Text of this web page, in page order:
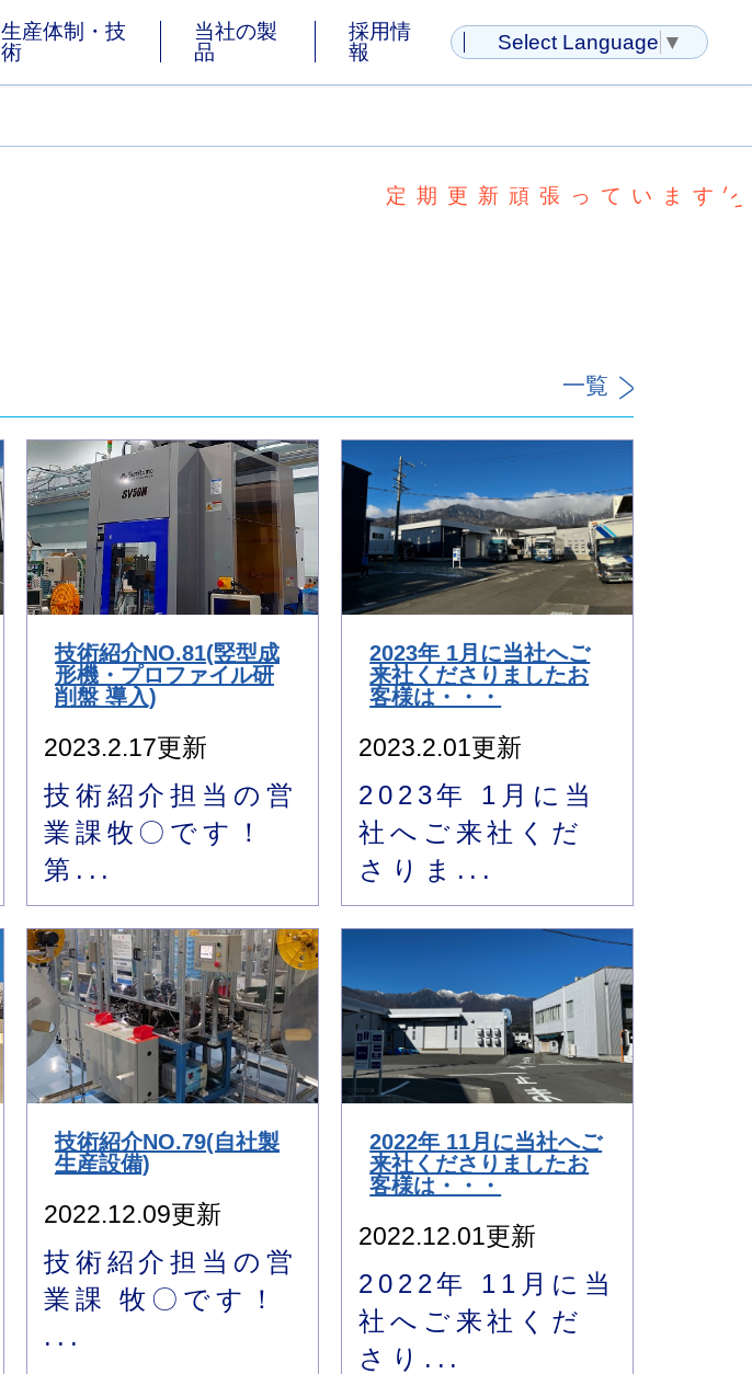
生産体制・技
術
当社の製
品
採用情
報
Select Language ▼
定期更新頑張っています
一覧
技術紹介NO.81(竪型成
形機・プロファイル研
削盤 導入)
2023.2.17更新
技術紹介担当の営
業課牧〇です！
第...
2023年 1月に当社へご
来社くださりましたお
客様は・・・
2023.2.01更新
2023年 1月に当
社へご来社くだ
さりま...
技術紹介NO.79(自社製
生産設備)
2022.12.09更新
技術紹介担当の営
業課 牧〇です！
...
2022年 11月に当社へご
来社くださりましたお
客様は・・・
2022.12.01更新
2022年 11月に当
社へご来社くだ
さり...